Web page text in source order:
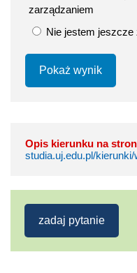
zarządzaniem
Nie jestem
Pokaż wynik
Opis kierunku na
studia.uj.edu.pl/
zadaj pytanie